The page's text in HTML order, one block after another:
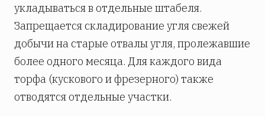
укладываться в отдельные штабеля.
Запрещается складирование угля свежей
добычи на старые отвалы угля, пролежавшие
более одного месяца. Для каждого вида
торфа (кускового и фрезерного) также
отводятся отдельные участки.